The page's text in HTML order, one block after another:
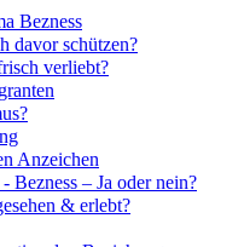
Bezness
davor schützen?
verliebt?
Anzeichen
– Ja oder nein?
& erlebt?